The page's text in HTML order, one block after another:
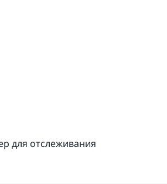
для отслеживания